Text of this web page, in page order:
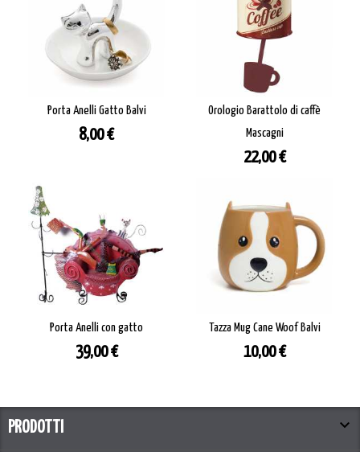
Porta Anelli Gatto Balvi
Prezzo
8,00 €
Orologio Barattolo di caffè
Mascagni
Prezzo
22,00 €
Porta Anelli con gatto
Prezzo
39,00 €
Tazza Mug Cane Woof Balvi
Prezzo
10,00 €
PRODOTTI 